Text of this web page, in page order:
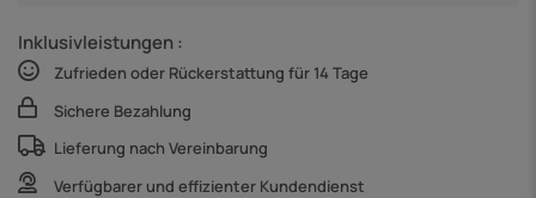
Inklusivleistungen :
Zufrieden oder Rückerstattung für 14 Tage
Sichere Bezahlung
Lieferung nach Vereinbarung
Verfügbarer und effizienter Kundendienst